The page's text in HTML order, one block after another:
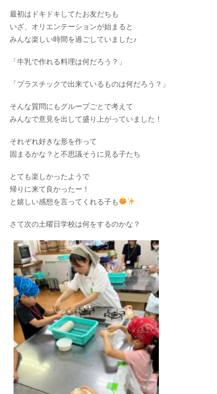
最初はドキドキしてたお友だちも
いざ、オリエンテーションが始まると
みんな楽しい時間を過ごしていました♪
「牛乳で作れる料理は何だろう？」
「プラスチックで出来ているものは何だろう？」
そんな質問にもグループごとで考えて
みんなで意見を出して盛り上がっていました！
それぞれ好きな形を作って
固まるかな？と不思議そうに見る子たち
とても楽しかったようで
帰りに来て良かったー！
と嬉しい感想を言ってくれる子も
さて次の土曜日学校は何をするのかな？